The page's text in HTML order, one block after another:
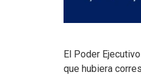
El Poder
que hubiera